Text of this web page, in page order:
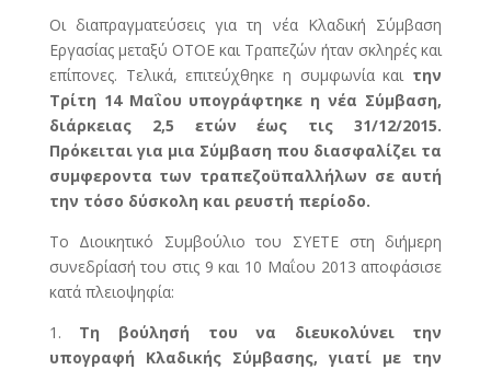
Οι διαπραγματεύσεις για τη νέα Κλαδική Σύμβαση
Εργασίας μεταξύ ΟΤΟΕ και Τραπεζών ήταν σκληρές και
επίπονες. Τελικά, επιτεύχθηκε η συμφωνία και την
Τρίτη 14 Μαΐου υπογράφτηκε η νέα Σύμβαση,
διάρκειας 2,5 ετών έως τις 31/12/2015.
Πρόκειται για μια Σύμβαση που διασφαλίζει τα
συμφεροντα των τραπεζοϋπαλλήλων σε αυτή
την τόσο δύσκολη και ρευστή περίοδο.
Το Διοικητικό Συμβούλιο του ΣΥΕΤΕ στη διήμερη
συνεδρίασή του στις 9 και 10 Μαΐου 2013 αποφάσισε
κατά πλειοψηφία:
1. Τη βούλησή του να διευκολύνει την
υπογραφή Κλαδικής Σύμβασης, γιατί με την